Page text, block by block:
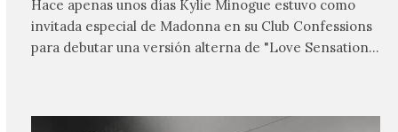
Hace apenas unos días Kylie Minogue estuvo como
invitada especial de Madonna en su Club Confessions
para debutar una versión alterna de "Love Sensation",